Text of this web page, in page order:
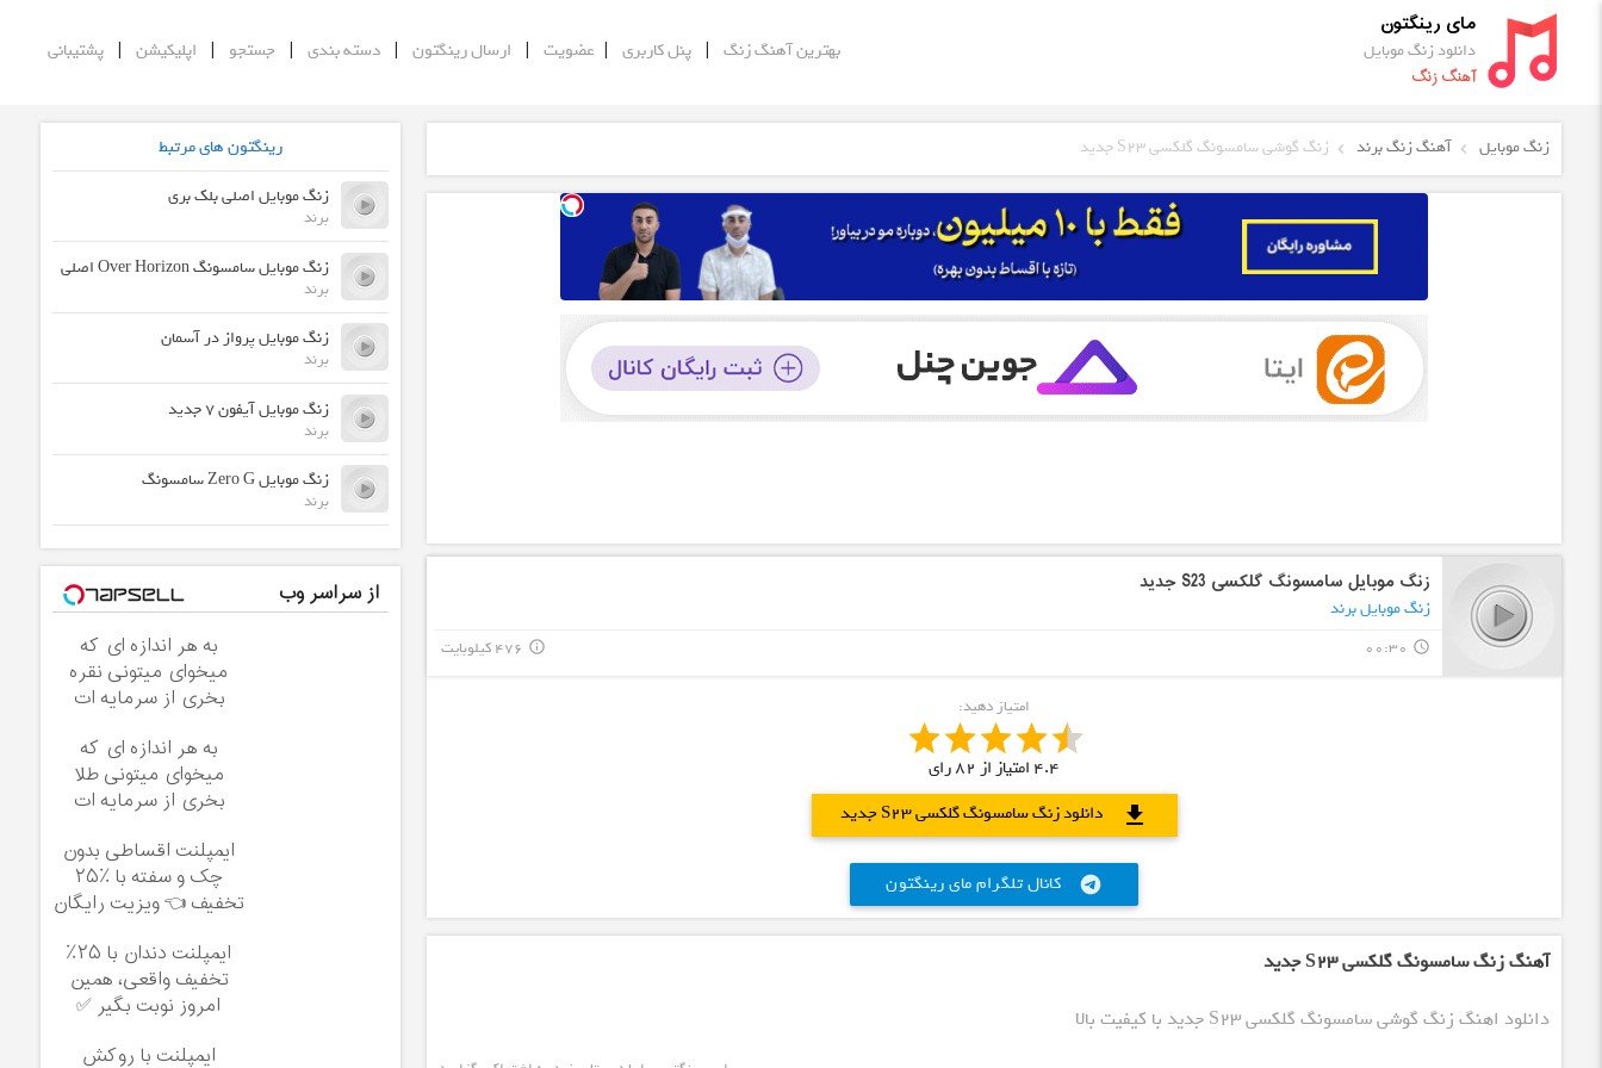
مای رینگتون
دانلود زنگ موبایل
آهنگ زنگ
بهترین آهنگ زنگ |پنل کاربری | عضویت | ارسال رینگتون |دسته بندی | جستجو | اپلیکیشن |پشتیبانی
زنگ موبایل آهنگ زنگ برند زنگ گوشی سامسونگ گلکسی S23 جدید
زنگ موبایل سامسونگ گلکسی S23 جدید
زنگ موبایل برند
query_builder
00:30 476 کیلوبایت info_outline
امتیاز دهید:
4.4 امتیاز از 82رای
دانلود زنگ سامسونگ گلکسی S23 جدید
download
کانال تلگرام مای رینگتون telegram
آهنگ زنگ سامسونگ گلکسی S23 جدید
دانلود اهنگ زنگ گوشی سامسونگ گلکسی S23 جدید با کیفیت بالا
رینگتون های مرتبط
زنگ موبایل اصلی بلک بری
برند
زنگ موبایل سامسونگ Over Horizon اصلی
برند
زنگ موبایل پرواز در آسمان
برند
زنگ موبایل آیفون 7 جدید
برند
زنگ موبایل Zero G سامسونگ
برند
از سراسر وب
به هر اندازه ای که
میخوای میتونی نقره
بخری از سرمایه ات
به هر اندازه ای که
میخوای میتونی طلا
بخری از سرمایه ات
ایمپلنت اقساطی بدون
چک و سفته با ٪۲۵
تخفیف 👈 ویزیت رایگان
ایمپلنت دندان با ۲۵٪
تخفیف واقعی، همین
امروز نوبت بگیر ✅
ایمپلنت با روکش